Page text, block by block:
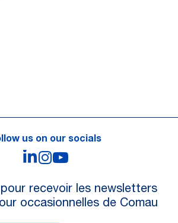
us on our socials
LinkedIn
Instagram
recevoir les newsletters
occasionnelles de Comau